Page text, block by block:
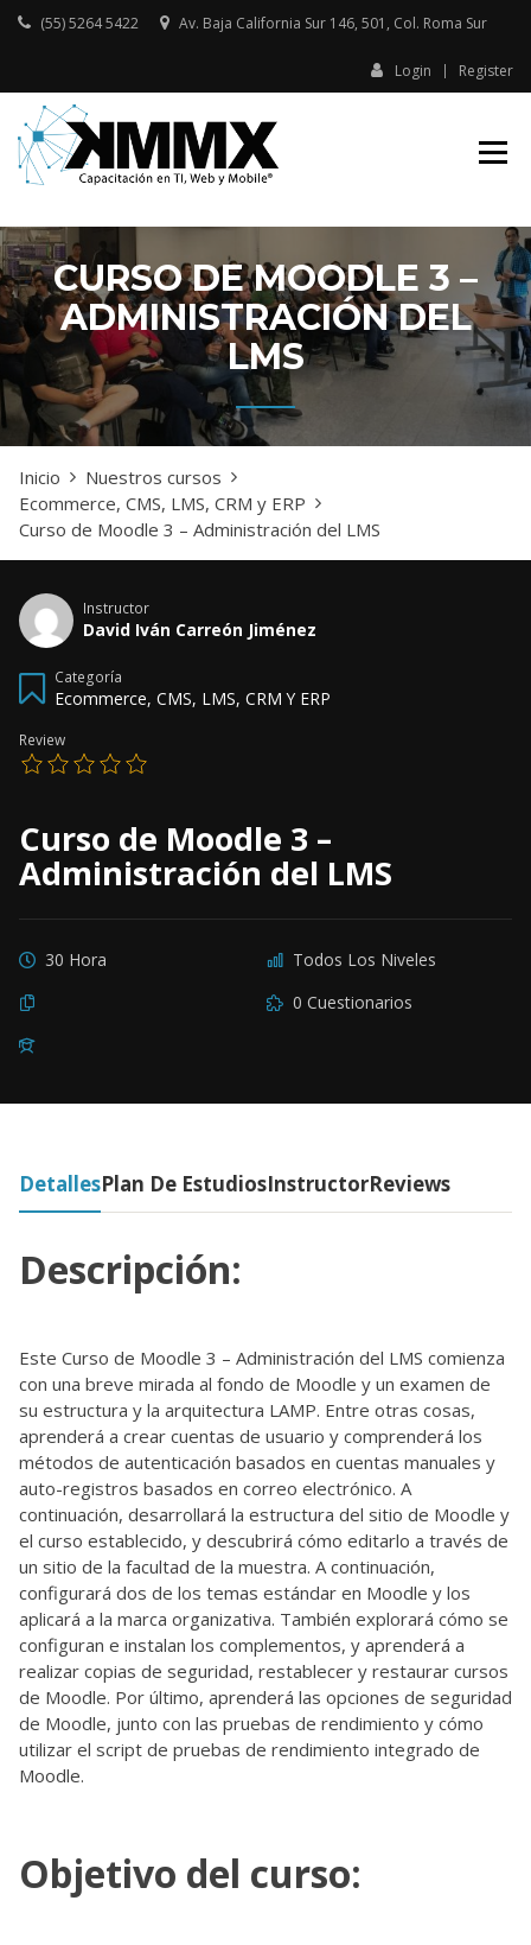
Skip
(55) 5264 5422 Av. Baja California Sur 146, 501, Col. Roma Sur​
Login Register
CAPACITACIÓN
CURSO DE MOODLE 3 –
ADMINISTRACIÓN DEL
LMS
Inicio
Nuestros cursos
Ecommerce, CMS, LMS, CRM y ERP
Curso de Moodle 3 – Administración del LMS
Instructor
David Iván Carreón Jiménez
Categoría
Ecommerce, CMS, LMS, CRM Y ERP
Review
Curso de Moodle 3 –
Administración del LMS
30 Hora
Todos Los Niveles
0 Cuestionarios
DetallesPlan De EstudiosInstructorReviews
Descripción:
Este Curso de Moodle 3 – Administración del LMS comienza
con una breve mirada al fondo de Moodle y un examen de
su estructura y la arquitectura LAMP. Entre otras cosas,
aprenderá a crear cuentas de usuario y comprenderá los
métodos de autenticación basados en cuentas manuales y
auto-registros basados en correo electrónico. A
continuación, desarrollará la estructura del sitio de Moodle y
el curso establecido, y descubrirá cómo editarlo a través de
un sitio de la facultad de la muestra. A continuación,
configurará dos de los temas estándar en Moodle y los
aplicará a la marca organizativa. También explorará cómo se
configuran e instalan los complementos, y aprenderá a
realizar copias de seguridad, restablecer y restaurar cursos
de Moodle. Por último, aprenderá las opciones de seguridad
de Moodle, junto con las pruebas de rendimiento y cómo
utilizar el script de pruebas de rendimiento integrado de
Moodle.
Objetivo del curso: